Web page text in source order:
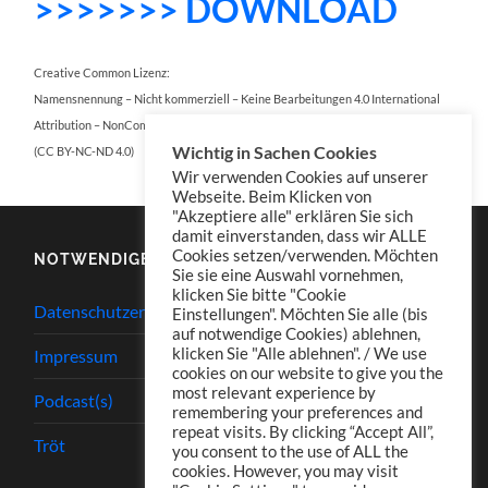
>>>>>>> DOWNLOAD
Creative Common Lizenz:
Namensnennung – Nicht kommerziell – Keine Bearbeitungen 4.0 International
Attribution – NonCommercial – NoDerivatives 4.0 International
(CC BY-NC-ND 4.0)
NOTWENDIGES
Datenschutzerklärung
Impressum
Podcast(s)
Tröt
Wichtig in Sachen Cookies
Wir verwenden Cookies auf unserer
Webseite. Beim Klicken von
"Akzeptiere alle" erklären Sie sich
damit einverstanden, dass wir ALLE
Cookies setzen/verwenden. Möchten
Sie sie eine Auswahl vornehmen,
klicken Sie bitte "Cookie
Einstellungen". Möchten Sie alle (bis
auf notwendige Cookies) ablehnen,
klicken Sie "Alle ablehnen". / We use
cookies on our website to give you the
most relevant experience by
remembering your preferences and
repeat visits. By clicking “Accept All”,
you consent to the use of ALL the
cookies. However, you may visit